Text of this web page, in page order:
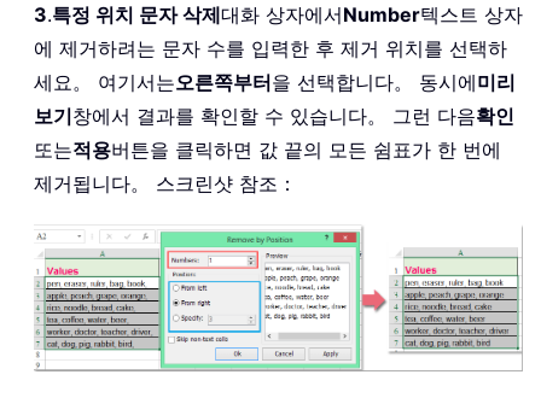
3.특정 위치 문자 삭제대화 상자에서Number텍스트 상자
에 제거하려는 문자 수를 입력한 후 제거 위치를 선택하
세요。 여기서는오른쪽부터을 선택합니다。 동시에미리
보기창에서 결과를 확인할 수 있습니다。 그런 다음확인
또는적용버튼을 클릭하면 값 끝의 모든 쉼표가 한 번에
제거됩니다。 스크린샷 참조：